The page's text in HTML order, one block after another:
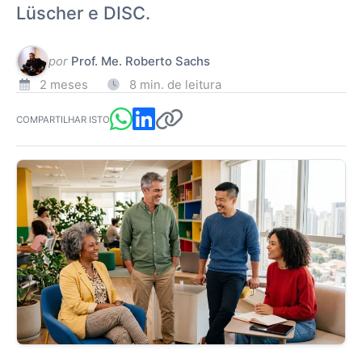
Lüscher e DISC.
por Prof. Me. Roberto Sachs
2 meses
8 min. de leitura
COMPARTILHAR ISTO